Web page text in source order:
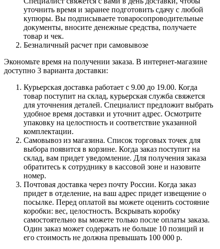
уточнить время и заранее подготовить сдачу с любой
купюры. Вы подписываете товаросопроводительные
документы, вносите денежные средства, получаете
товар и чек.
Безналичный расчет при самовывозе
Экономьте время на получении заказа. В интернет-магазине
доступно 3 варианта доставки:
Курьерская доставка работает с 9.00 до 19.00. Когда
товар поступит на склад, курьерская служба свяжется
для уточнения деталей. Специалист предложит выбрать
удобное время доставки и уточнит адрес. Осмотрите
упаковку на целостность и соответствие указанной
комплектации.
Самовывоз из магазина. Список торговых точек для
выбора появится в корзине. Когда заказ поступит на
склад, вам придет уведомление. Для получения заказа
обратитесь к сотруднику в кассовой зоне и назовите
номер.
Почтовая доставка через почту России. Когда заказ
придет в отделение, на ваш адрес придет извещение о
посылке. Перед оплатой вы можете оценить состояние
коробки: вес, целостность. Вскрывать коробку
самостоятельно вы можете только после оплаты заказа.
Один заказ может содержать не больше 10 позиций и
его стоимость не должна превышать 100 000 р.